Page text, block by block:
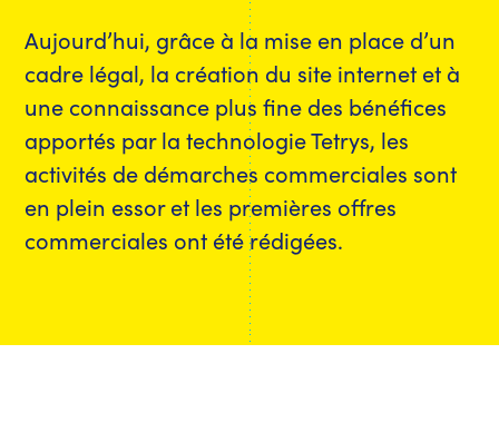
Aujourd’hui, grâce à la mise en place d’un
cadre légal, la création du site internet et à
une connaissance plus fine des bénéfices
apportés par la technologie Tetrys, les
activités de démarches commerciales sont
en plein essor et les premières offres
commerciales ont été rédigées.